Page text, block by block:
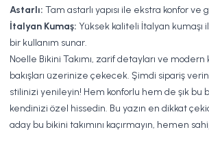
Astarlı: Tam astarlı yapısı ile ekstra konfor ve
İtalyan Kumaş: Yüksek kaliteli İtalyan kumaşı
bir kullanım sunar.
Noelle Bikini Takımı, zarif detayları ve
bakışları üzerinize çekecek. Şimdi sipariş
stilinizi yenileyin! Hem konforlu hem de şık bu
kendinizi özel hissedin. Bu yazın en dikkat
aday bu bikini takımını kaçırmayın, hemen